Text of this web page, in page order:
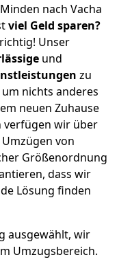
nach Vacha
viel Geld sparen?
Unser
und
zu
nichts anderes
neuen Zuhause
verfügen wir über
von
Größenordnung
dass wir
Lösung finden
ausgewählt, wir
Umzugsbereich.